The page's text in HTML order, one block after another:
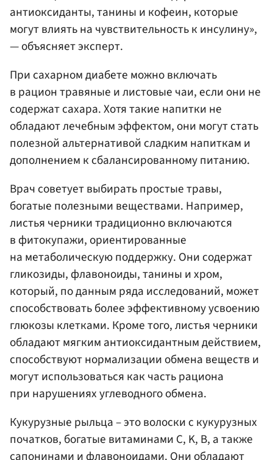
антиоксиданты, танины и кофеин, которые
могут влиять на чувствительность к инсулину»,
— объясняет эксперт.
При сахарном диабете можно включать
в рацион травяные и листовые чаи, если они не
содержат сахара. Хотя такие напитки не
обладают лечебным эффектом, они могут стать
полезной альтернативой сладким напиткам и
дополнением к сбалансированному питанию.
Врач советует выбирать простые травы,
богатые полезными веществами. Например,
листья черники традиционно включаются
в фитокупажи, ориентированные
на метаболическую поддержку. Они содержат
гликозиды, флавоноиды, танины и хром,
который, по данным ряда исследований, может
способствовать более эффективному усвоению
глюкозы клетками. Кроме того, листья черники
обладают мягким антиоксидантным действием,
способствуют нормализации обмена веществ и
могут использоваться как часть рациона
при нарушениях углеводного обмена.
Кукурузные рыльца – это волоски с кукурузных
початков, богатые витаминами C, K, B, а также
сапонинами и флавоноидами. Они обладают